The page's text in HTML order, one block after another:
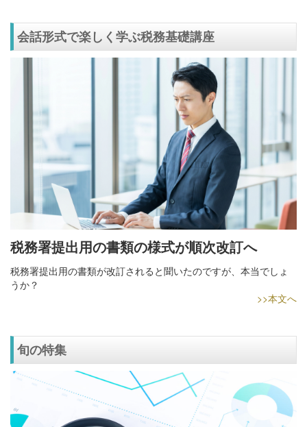
会話形式で楽しく学ぶ税務基礎講座
税務署提出用の書類の様式が順次改訂へ
税務署提出用の書類が改訂されると聞いたのですが、本当でしょ
うか？
>>本文へ
旬の特集